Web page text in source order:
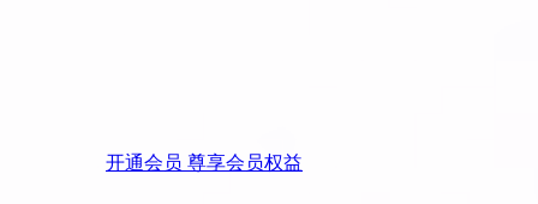
开通会员 尊享会员权益